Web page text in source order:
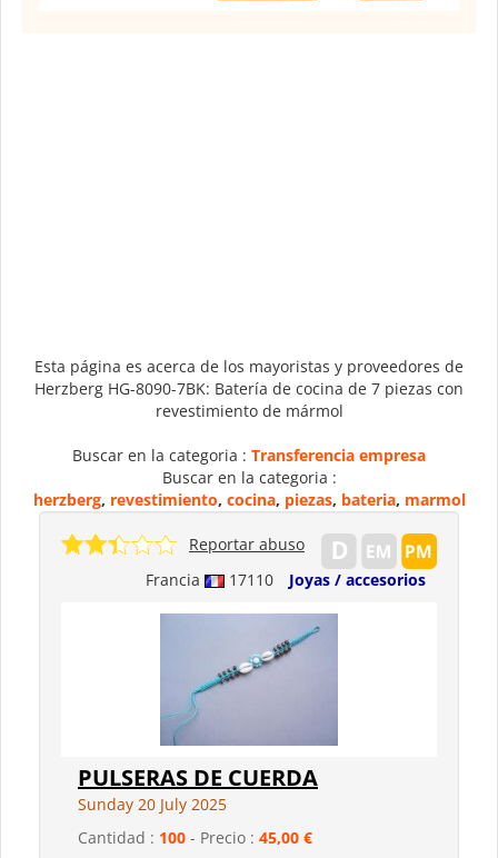
Esta página es acerca de los mayoristas y proveedores de
Herzberg HG-8090-7BK: Batería de cocina de 7 piezas con
revestimiento de mármol
Buscar en la categoria : Transferencia empresa
Buscar en la categoria :
herzberg, revestimiento, cocina, piezas, bateria, marmol
Francia 17110 Joyas / accesorios
Reportar abuso
PULSERAS DE CUERDA
Sunday 20 July 2025
Cantidad : 100 - Precio : 45,00 €